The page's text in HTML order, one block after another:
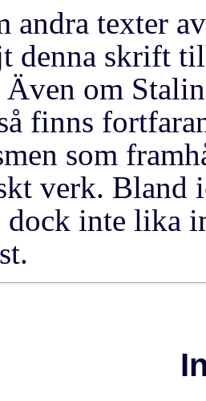
andra texter
denna skrift
Även om
finns
som
verk. Bland
dock inte lika